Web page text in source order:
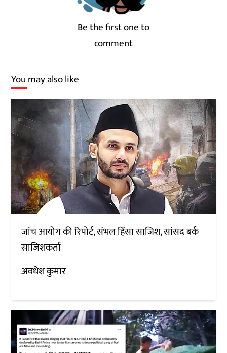
Be the first one to
comment
You may also like
जांच आयोग की रिपोर्ट, संभल हिंसा साजिश, सांसद बर्क
साजिशकर्ता
अवधेश कुमार